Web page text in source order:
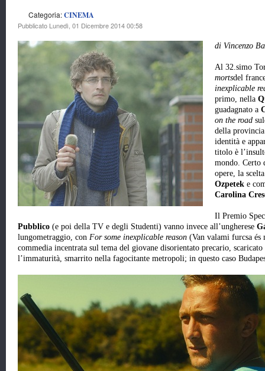
Categoria:CINEMA
Pubblicato Lunedì, 01 Dicembre 2014 00:58
di Vincenzo
Al 32.simo
mortsdel
inexplicable
primo, nella
guadagnato a
on the road
della
identità e
titolo è
mondo. Certo
opere, la
Ozpetek e
Carolina
Il Premio
Pubblico (e poi della TV e degli Studenti) vanno invece all’ungherese
lungometraggio, con For some inexplicable reason (Van valami furcsa és
commedia incentrata sul tema del giovane disorientato precario,
l’immaturità, smarrito nella fagocitante metropoli; in questo caso